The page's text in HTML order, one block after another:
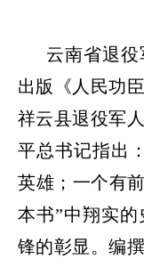
云南省退
出版《人民功
祥云县退役军
平总书记指出：
英雄；一个有
本书”中翔实
锋的彰显。编